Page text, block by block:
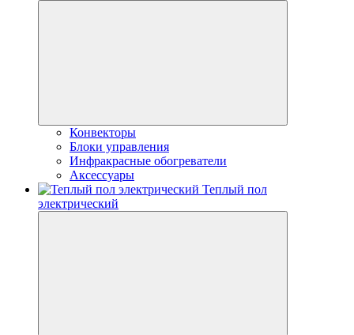
Конвекторы
Блоки управления
Инфракрасные обогреватели
Аксессуары
Теплый пол
электрический